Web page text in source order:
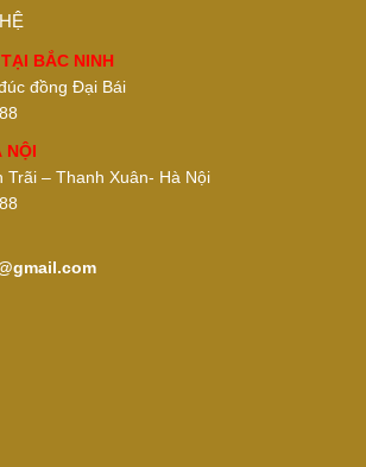
BẮC NINH
đồng Đại Bái
NỘI
Trãi – Thanh Xuân- Hà Nội